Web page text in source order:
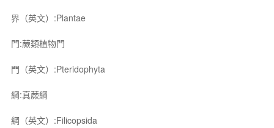
界（英文）:Plantae
門:蕨類植物門
門（英文）:Pteridophyta
綱:真蕨綱
綱（英文）:Filicopsida